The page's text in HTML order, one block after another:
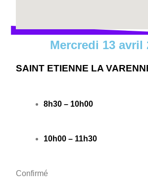
Mercredi 13 avril
SAINT ETIENNE LA
8h30 – 10h00
10h00 – 11h30
Confirmé